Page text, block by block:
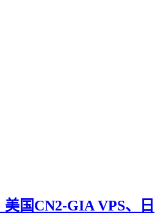
国CN2-GIA VPS、日